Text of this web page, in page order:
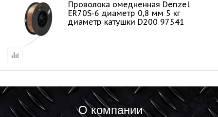
Проволока омедненная Denzel
ER70S-6 диаметр 0,8 мм 5 кг
диаметр катушки D200 97541
О компании